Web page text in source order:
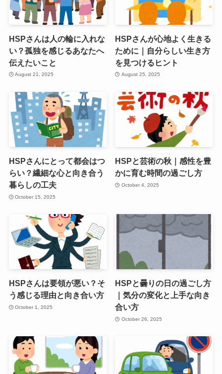
HSPさんは人の輪に入れな
い？孤独を感じるあなたへ
伝えたいこと
August 21, 2025
HSPさんが心地よく生きる
ために｜自分らしい生き方
を見つけるヒント
August 25, 2025
HSPさんにとって都会はつ
らい？繊細な心と向き合う
暮らしの工夫
October 15, 2025
HSPと芸術の秋｜感性を豊
かに育む時間の過ごし方
October 4, 2025
HSPさんは要領が悪い？そ
う感じる理由と向き合い方
October 1, 2025
HSPと曇りの日の過ごし方
｜気分の変化と上手な向き
合い方
October 26, 2025